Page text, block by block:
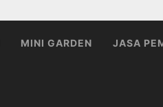
MINI GARDEN JASA